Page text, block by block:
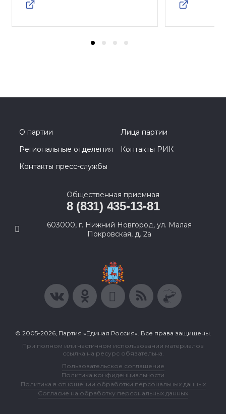
О партии
Лица партии
Региональные отделения
Контакты РИК
Контакты пресс-службы
Общественная приемная
8 (831) 435-13-81
603000, г. Нижний Новгород, ул. Малая
Покровская, д. 2а
© 2005-2026, Партия «Единая Россия». Все права защищены.
При полном или частичном использовании материалов
ссылка на ресурс обязательна.
Пользовательское соглашение
Политика конфиденциальности
Политика в отношении обработки персональных данных
Согласие на обработку персональных данных